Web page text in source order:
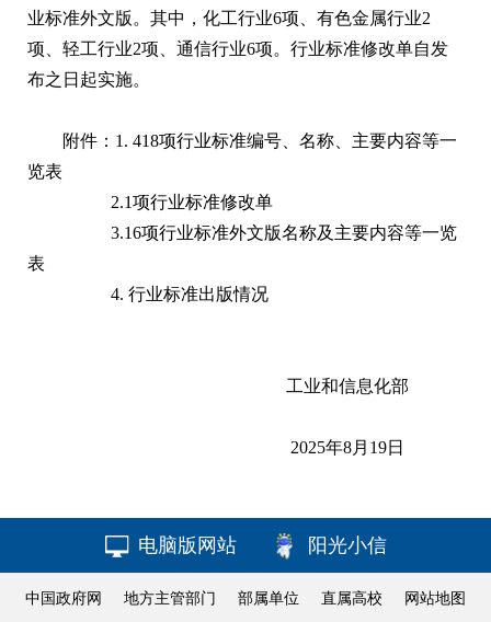
业标准外文版。其中，化工行业6项、有色金属行业2
项、轻工行业2项、通信行业6项。行业标准修改单自发
布之日起实施。
附件：1. 418项行业标准编号、名称、主要内容等一
览表
2.1项行业标准修改单
3.16项行业标准外文版名称及主要内容等一览
表
4. 行业标准出版情况
工业和信息化部
2025年8月19日
电脑版网站 阳光小信
中国政府网 地方主管部门 部属单位 直属高校 网站地图